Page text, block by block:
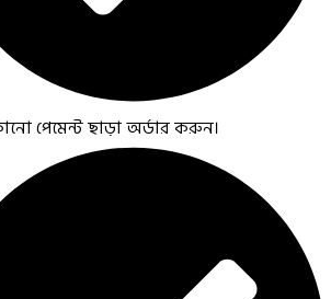
পেমেন্ট ছাড়া অর্ডার করুন।